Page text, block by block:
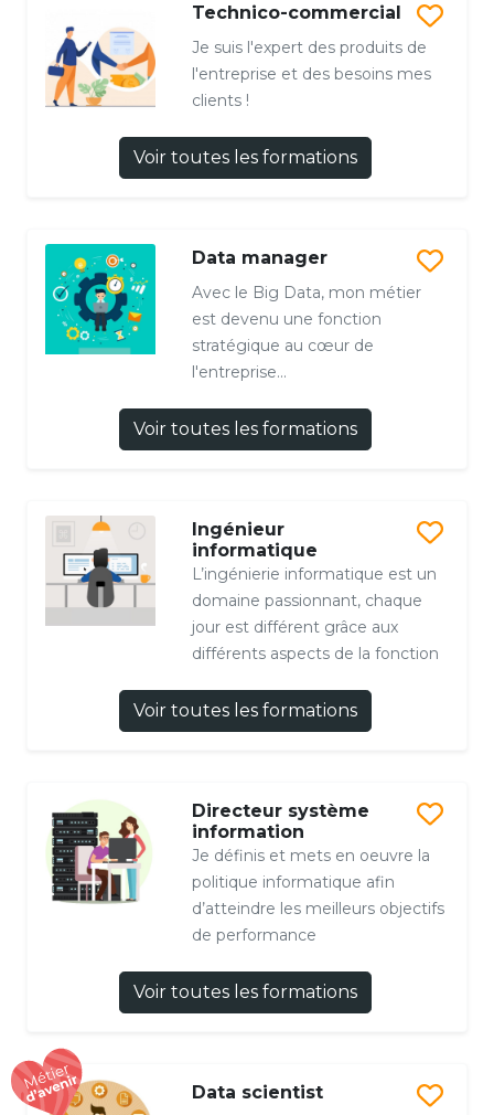
Technico-commercial
Je suis l'expert des produits de
l'entreprise et des besoins mes
clients !
Voir toutes les formations
Data manager
Avec le Big Data, mon métier
est devenu une fonction
stratégique au cœur de
l'entreprise...
Voir toutes les formations
Ingénieur
informatique
L’ingénierie informatique est un
domaine passionnant, chaque
jour est différent grâce aux
différents aspects de la fonction
Voir toutes les formations
Directeur système
information
Je définis et mets en oeuvre la
politique informatique afin
d’atteindre les meilleurs objectifs
de performance
Voir toutes les formations
Data scientist